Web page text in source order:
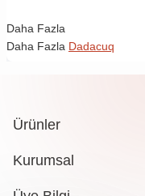
Daha Fazla
Daha Fazla Dadacuq
Ürünler
Kurumsal